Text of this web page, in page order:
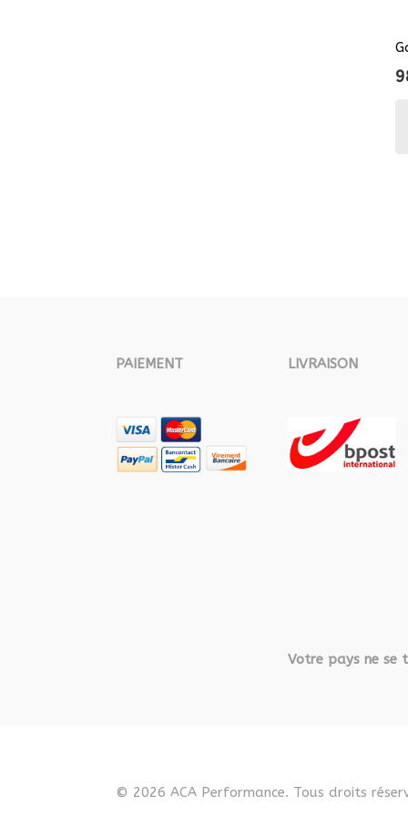
PAIEMENT LIVRAISON
Votre pays ne se
© 2026 ACA Performance. Tous droits